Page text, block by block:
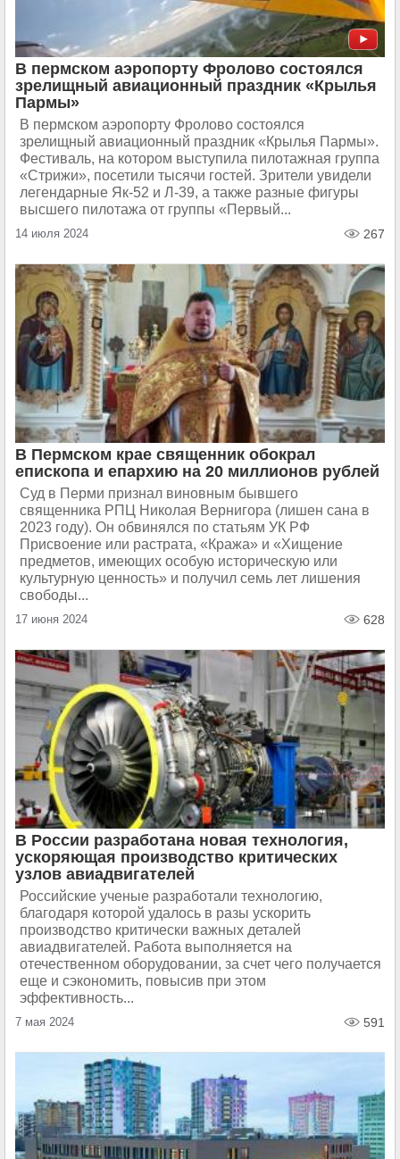
В пермском аэропорту Фролово состоялся
зрелищный авиационный праздник «Крылья
Пармы»
В пермском аэропорту Фролово состоялся
зрелищный авиационный праздник «Крылья Пармы».
Фестиваль, на котором выступила пилотажная группа
«Стрижи», посетили тысячи гостей. Зрители увидели
легендарные Як-52 и Л-39, а также разные фигуры
высшего пилотажа от группы «Первый...
14 июля 2024 267
В Пермском крае священник обокрал
епископа и епархию на 20 миллионов рублей
Суд в Перми признал виновным бывшего
священника РПЦ Николая Вернигора (лишен сана в
2023 году). Он обвинялся по статьям УК РФ
Присвоение или растрата, «Кража» и «Хищение
предметов, имеющих особую историческую или
культурную ценность» и получил семь лет лишения
свободы...
17 июня 2024 628
В России разработана новая технология,
ускоряющая производство критических
узлов авиадвигателей
Российские ученые разработали технологию,
благодаря которой удалось в разы ускорить
производство критически важных деталей
авиадвигателей. Работа выполняется на
отечественном оборудовании, за счет чего получается
еще и сэкономить, повысив при этом
эффективность...
7 мая 2024 591